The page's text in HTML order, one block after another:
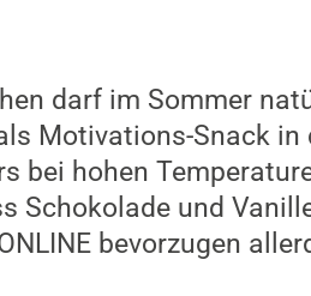
darf im Sommer
Motivations-Snack in
bei hohen
Schokolade und
bevorzugen